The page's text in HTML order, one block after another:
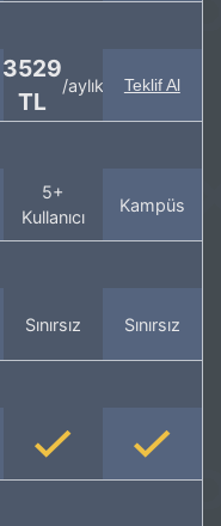
3529
TL
/aylık Teklif Al
5+
Kullanıcı
Kampüs
Sınırsız Sınırsız